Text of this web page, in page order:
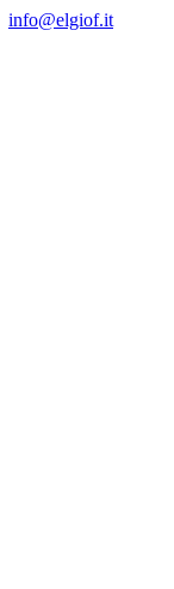
info@elgiof.it